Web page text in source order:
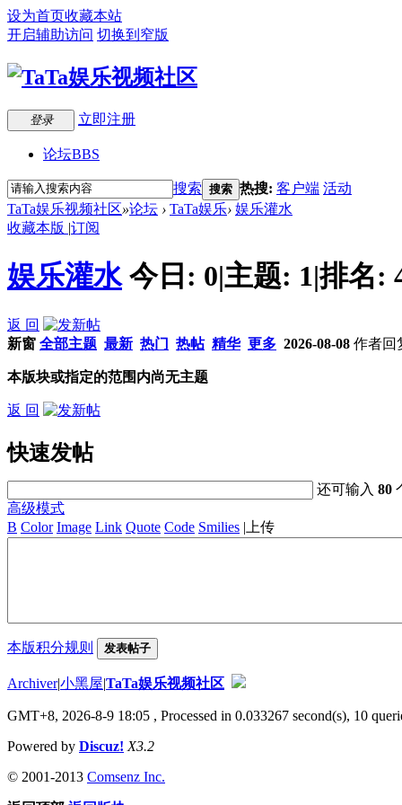
设为首页收藏本站
开启辅助访问 切换到窄版
登录 立即注册
论坛BBS
搜索 搜索 热搜: 客户端 活动
TaTa娱乐视频社区»论坛 › TaTa娱乐› 娱乐灌水
收藏本版 |订阅
娱乐灌水 今日: 0|主题: 1|排名:
返 回
新窗 全部主题 最新 热门 热帖 精华 更多 2026-08-08 作者回
本版块或指定的范围内尚无主题
返 回
快速发帖
还可输入80
高级模式
B Color Image Link Quote Code Smilies | 上传
本版积分规则 发表帖子
Archiver|小黑屋|TaTa娱乐视频社区
GMT+8, 2026-8-9 18:05 , Processed in 0.033267 second(s), 10
Powered by Discuz! X3.2
© 2001-2013 Comsenz Inc.